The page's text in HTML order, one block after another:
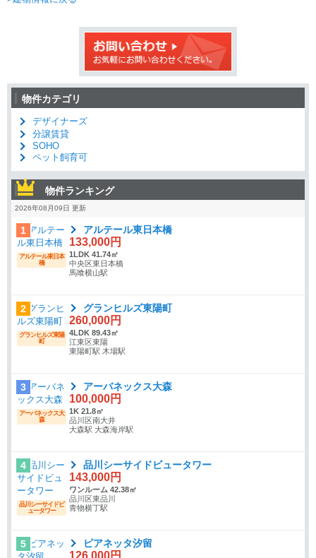
物件カテゴリ
デザイナーズ
分譲賃貸
SOHO
ペット飼育可
物件ランキング
2026年08月09日 更新
1
アルテール東日本
橋
アルテール東日本橋
133,000円
1LDK 41.74㎡
中央区東日本橋
馬喰横山駅
2
グランヒルズ東陽
町
グランヒルズ東陽町
260,000円
4LDK 89.43㎡
江東区東陽
東陽町駅 木場駅
3
アーバネックス大
森
アーバネックス大森
100,000円
1K 21.8㎡
品川区南大井
大森駅 大森海岸駅
4
品川シーサイドビ
ュータワー
品川シーサイドビュータワー
143,000円
ワンルーム 42.38㎡
品川区東品川
青物横丁駅
5 ピアネッタ汐留
126,000円